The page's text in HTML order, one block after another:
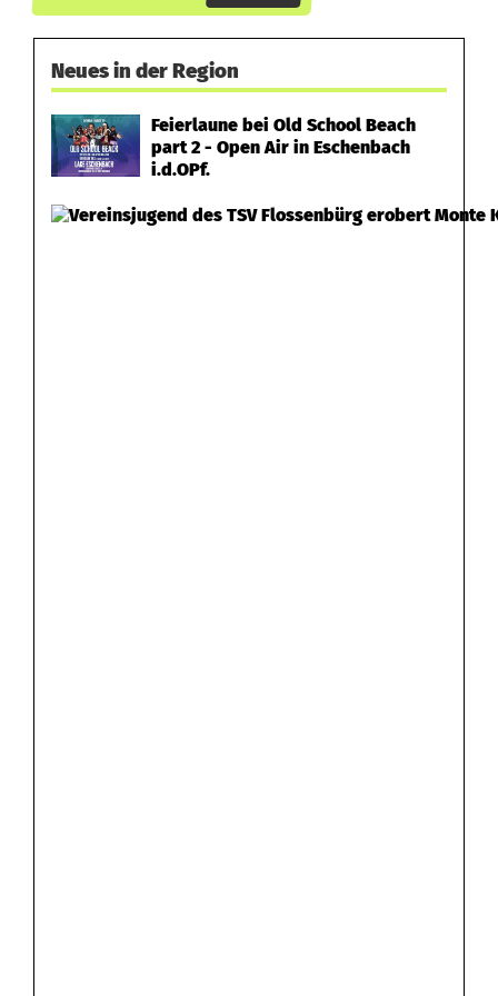
Neues in der Region
Feierlaune bei Old School Beach
part 2 - Open Air in Eschenbach
i.d.OPf.